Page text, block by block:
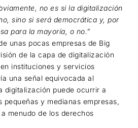
no es si la digitalización
sino si será democrática y, por
para la mayoría, o no.”
unas pocas empresas de Big
de la capa de digitalización
instituciones y servicios
una señal equivocada al
digitalización puede ocurrir a
pequeñas y medianas empresas,
menudo de los derechos